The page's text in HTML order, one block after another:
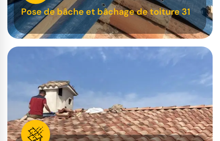
Pose de bâche et bâchage de toiture 31